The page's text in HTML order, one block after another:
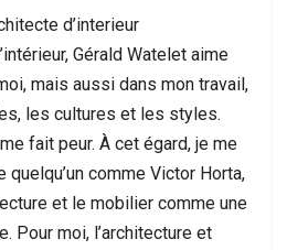
d’interieur
Gérald Watelet aime
mais aussi dans mon travail,
les cultures et les styles.
fait peur. À cet égard, je me
comme Victor Horta,
et le mobilier comme une
Pour moi, l’architecture et